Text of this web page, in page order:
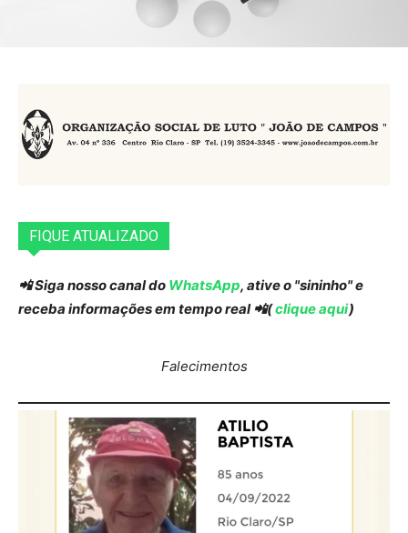
FIQUE ATUALIZADO
📲 Siga nosso canal do WhatsApp, ative o "sininho" e
receba informações em tempo real 📲(clique aqui)
Falecimentos